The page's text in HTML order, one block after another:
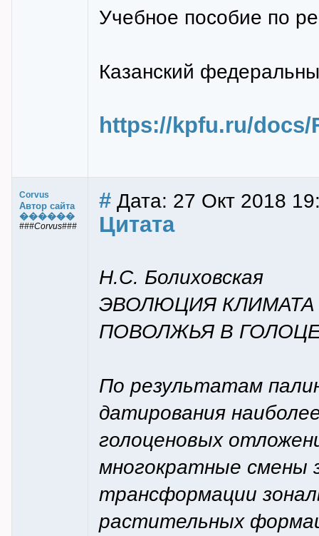
Учебное пособие по
Казанский
https://kpfu.ru/docs/
Corvus
Автор сайта
������
###Corvus###
# Дата: 27 Окт 2018
Цитата
Н.С. Болиховская
ЭВОЛЮЦИЯ
ПОВОЛЖЬЯ В
По результатам
датирования
голоценовых
многократные смены
трансформации
растительных